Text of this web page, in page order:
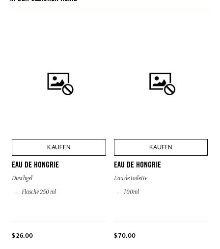
KAUFEN
EAU DE HONGRIE
Duschgel
Flasche 250 ml
$ 26.00
KAUFEN
EAU DE HONGRIE
Eau de toilette
100ml
$ 70.00